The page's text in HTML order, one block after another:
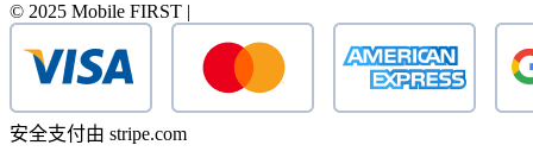
© 2025 Mobile FIRST |
安全支付由 stripe.com